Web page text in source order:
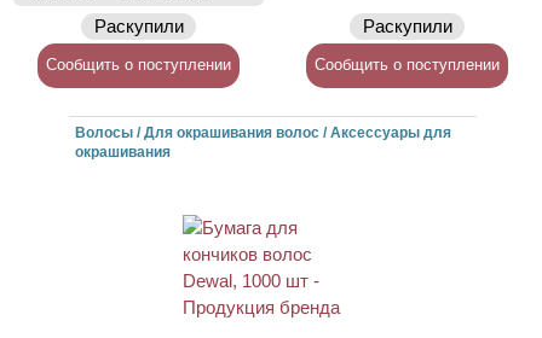
Раскупили
Сообщить о поступлении
Раскупили
Сообщить о поступлении
Волосы / Для окрашивания волос / Аксессуары для
окрашивания